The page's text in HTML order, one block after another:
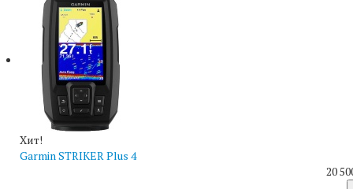
Хит!
Garmin STRIKER Plus 4
20